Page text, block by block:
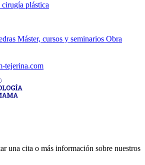
cirugía plástica
Máster, cursos y seminarios Obra
tejerina.com
una cita o más información sobre nuestros